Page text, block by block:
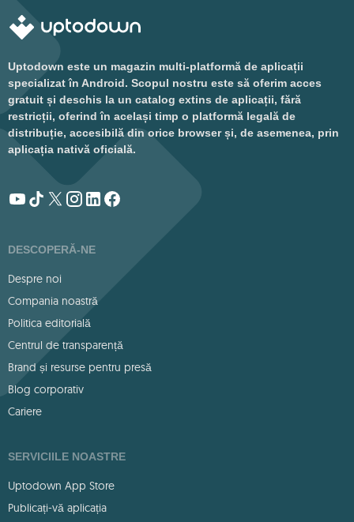
Uptodown este un magazin multi-platformă de aplicații
specializat în Android. Scopul nostru este să oferim acces
gratuit și deschis la un catalog extins de aplicații, fără
restricții, oferind în același timp o platformă legală de
distribuție, accesibilă din orice browser și, de asemenea, prin
aplicația nativă oficială.
DESCOPERĂ-NE
Despre noi
Compania noastră
Politica editorială
Centrul de transparență
Brand și resurse pentru presă
Blog corporativ
Cariere
SERVICIILE NOASTRE
Uptodown App Store
Publicați-vă aplicația